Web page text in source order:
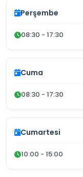
Perşembe
08:30 - 17:30
Cuma
08:30 - 17:30
Cumartesi
10:00 - 15:00